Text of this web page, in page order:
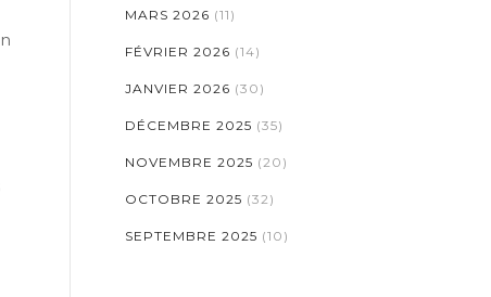
MARS 2026 (11)
FÉVRIER 2026 (14)
JANVIER 2026 (30)
DÉCEMBRE 2025 (35)
NOVEMBRE 2025 (20)
OCTOBRE 2025 (32)
SEPTEMBRE 2025 (10)